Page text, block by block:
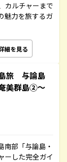
カルチャーまで
魅力を旅するガ
細を見る
旅 与論島
美群島②～
部「与論島・
ーした完全ガイ